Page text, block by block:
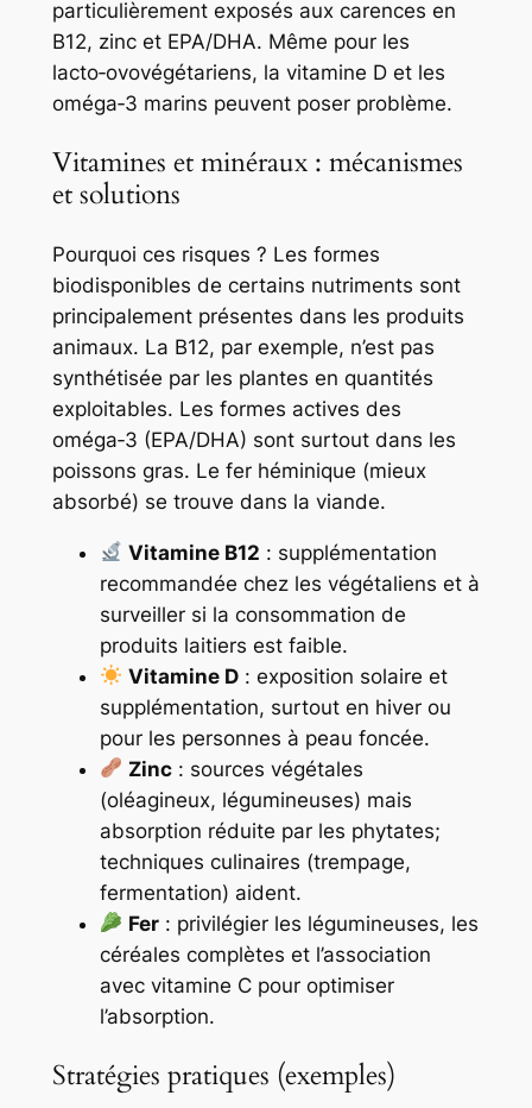
particulièrement exposés aux carences en
B12, zinc et EPA/DHA. Même pour les
lacto‑ovovégétariens, la vitamine D et les
oméga‑3 marins peuvent poser problème.
Vitamines et minéraux : mécanismes
et solutions
Pourquoi ces risques ? Les formes
biodisponibles de certains nutriments sont
principalement présentes dans les produits
animaux. La B12, par exemple, n’est pas
synthétisée par les plantes en quantités
exploitables. Les formes actives des
oméga‑3 (EPA/DHA) sont surtout dans les
poissons gras. Le fer héminique (mieux
absorbé) se trouve dans la viande.
Vitamine B12 : supplémentation
recommandée chez les végétaliens et à
surveiller si la consommation de
produits laitiers est faible.
Vitamine D: exposition solaire et
supplémentation, surtout en hiver ou
pour les personnes à peau foncée.
Zinc: sources végétales
(oléagineux, légumineuses) mais
absorption réduite par les phytates;
techniques culinaires (trempage,
fermentation) aident.
Fer: privilégier les légumineuses, les
céréales complètes et l’association
avec vitamine C pour optimiser
l’absorption.
Stratégies pratiques (exemples)